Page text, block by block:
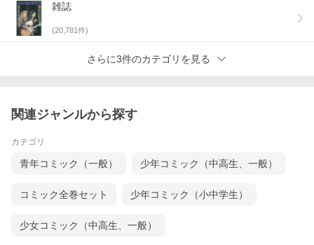
雑誌
(20,781件)
さらに3件のカテゴリを見る
関連ジャンルから探す
カテゴリ
青年コミック（一般） 少年コミック（中高生、一般）
コミック全巻セット 少年コミック（小中学生）
少女コミック（中高生、一般）